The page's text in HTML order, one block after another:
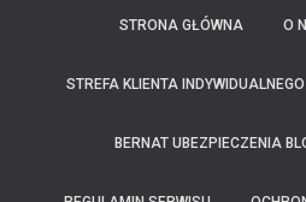
STRONA GŁÓWNA O
STREFA KLIENTA INDYWIDUALNEGO
BERNAT UBEZPIECZENIA